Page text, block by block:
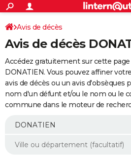
ACTUALITÉS
Politique
Société
Faits Divers
Education
Monde
Villes
+
SPORT
Coupe du monde 2026
Football
Tennis
Cyclisme
Rugby
Forum
Programme TV
TNT
Streaming
Cinéma
Sorties cinéma
Musique
+
FINANCE
Retraite
Epargne
Immobilier
Risques naturels par ville
Banque
Assurance
AUTO
Essais
Réserver un essai
Citadines
Berlines
SUV
Forum auto
+
Mobiles
Meilleur smartphone
Internet
Ordinateurs
Jeux vidéo
Guide high-tech
Aménagement intérieur
Avis de décès
Avis de décès
Accédez gratuitement sur cette page
DONATIEN. Vous pouvez affiner
avis de décès ou un avis d'obsèques
nom d'un défunt et/ou le nom ou le
commune dans le moteur de